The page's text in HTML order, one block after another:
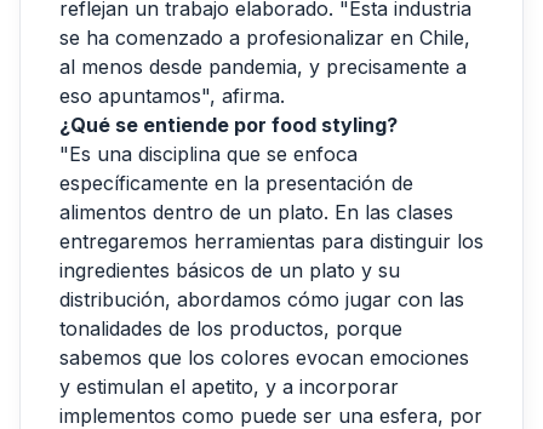
reflejan un trabajo elaborado. "Esta industria
se ha comenzado a profesionalizar en Chile,
al menos desde pandemia, y precisamente a
eso apuntamos", afirma.
¿Qué se entiende por food styling?
"Es una disciplina que se enfoca
específicamente en la presentación de
alimentos dentro de un plato. En las clases
entregaremos herramientas para distinguir los
ingredientes básicos de un plato y su
distribución, abordamos cómo jugar con las
tonalidades de los productos, porque
sabemos que los colores evocan emociones
y estimulan el apetito, y a incorporar
implementos como puede ser una esfera, por